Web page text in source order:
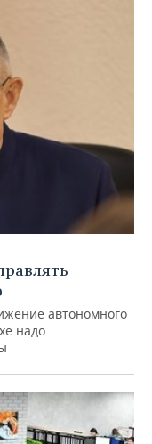
автономного
надо